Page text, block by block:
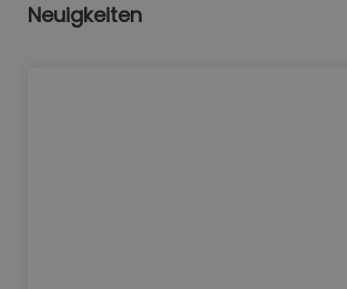
Neuigkeiten